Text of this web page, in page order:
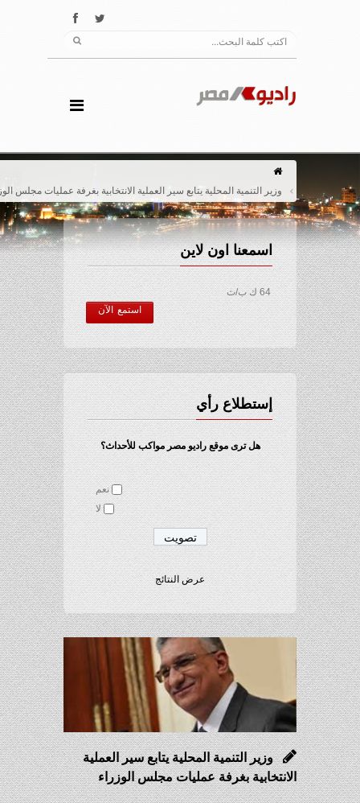
وزير التنمية المحلية يتابع سير العملية الانتخابية بغرفة عمليات مجلس الوزراء
اسمعنا اون لاين
64 ك ب/ث
استمع الآن
إستطلاع رأي
هل ترى موقع راديو مصر مواكب للأحداث؟
نعم
لا
عرض النتائج
وزير التنمية المحلية يتابع سير العملية
الانتخابية بغرفة عمليات مجلس الوزراء